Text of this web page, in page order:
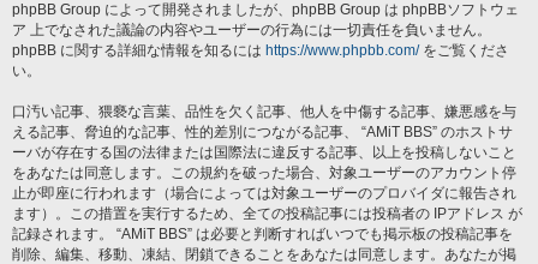
phpBB Group によって開発されましたが、phpBB Group は phpBBソフトウェ
ア 上でなされた議論の内容やユーザーの行為には一切責任を負いません。
phpBB に関する詳細な情報を知るには https://www.phpbb.com/をご覧くださ
い。
口汚い記事、猥褻な言葉、品性を欠く記事、他人を中傷する記事、嫌悪感を与
える記事、脅迫的な記事、性的差別につながる記事、 “AMiT BBS” のホストサ
ーバが存在する国の法律または国際法に違反する記事、以上を投稿しないこと
をあなたは同意します。この規約を破った場合、対象ユーザーのアカウント停
止が即座に行われます（場合によっては対象ユーザーのプロバイダに報告され
ます）。この措置を実行するため、全ての投稿記事には投稿者の IPアドレス が
記録されます。 “AMiT BBS” は必要と判断すればいつでも掲示板の投稿記事を
削除、編集、移動、凍結、閉鎖できることをあなたは同意します。あなたが掲